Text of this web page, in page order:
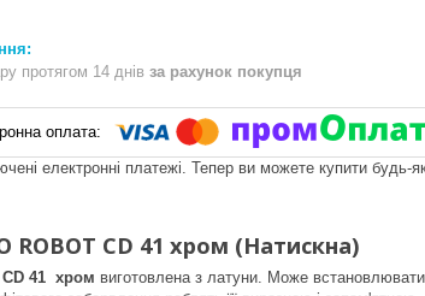
протягом 14 днів за рахунок покупця
електронні платежі. Тепер ви можете купити будь-
ROBOT CD 41 хром (Натискна)
CD 41 хром виготовлена з латуни. Може